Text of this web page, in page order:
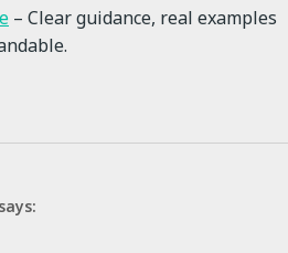
– Clear guidance, real examples
says: